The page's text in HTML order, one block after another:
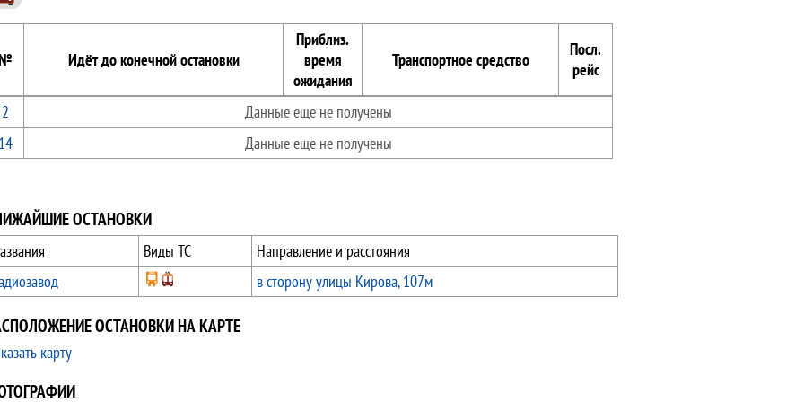
Идёт до конечной остановки
Приблиз.
время
ожидания
Транспортное средство
Посл.
рейс
2
Данные еще не получены
14
Данные еще не получены
ОСТАНОВКИ
Виды ТС
Направление и расстояния
в сторону улицы Кирова, 107м
ОСТАНОВКИ НА КАРТЕ
карту